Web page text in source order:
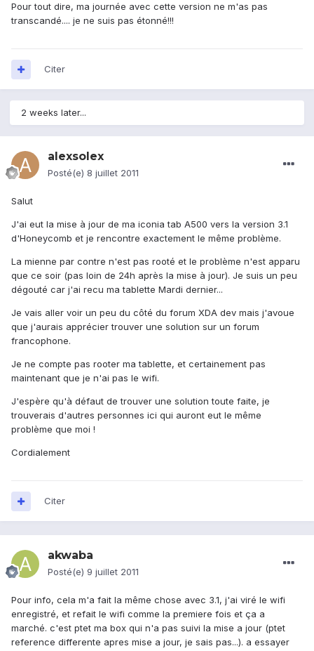
Pour tout dire, ma journée avec cette version ne m'as pas
transcandé.... je ne suis pas étonné!!!
Citer
2 weeks later...
alexsolex
Posté(e) 8 juillet 2011
Salut
J'ai eut la mise à jour de ma iconia tab A500 vers la version 3.1
d'Honeycomb et je rencontre exactement le même problème.
La mienne par contre n'est pas rooté et le problème n'est apparu
que ce soir (pas loin de 24h après la mise à jour). Je suis un peu
dégouté car j'ai recu ma tablette Mardi dernier...
Je vais aller voir un peu du côté du forum XDA dev mais j'avoue
que j'aurais apprécier trouver une solution sur un forum
francophone.
Je ne compte pas rooter ma tablette, et certainement pas
maintenant que je n'ai pas le wifi.
J'espère qu'à défaut de trouver une solution toute faite, je
trouverais d'autres personnes ici qui auront eut le même
problème que moi !
Cordialement
Citer
akwaba
Posté(e) 9 juillet 2011
Pour info, cela m'a fait la même chose avec 3.1, j'ai viré le wifi
enregistré, et refait le wifi comme la premiere fois et ça a
marché. c'est ptet ma box qui n'a pas suivi la mise a jour (ptet
reference differente apres mise a jour, je sais pas...). a essayer